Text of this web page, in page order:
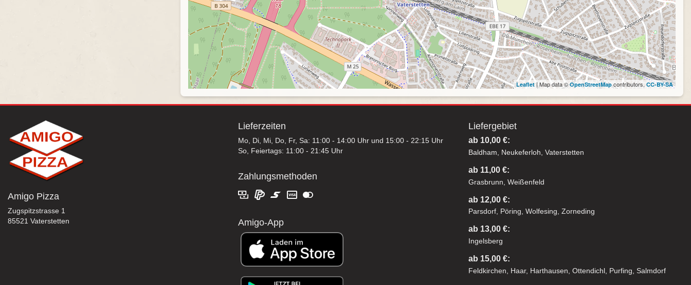
Leaflet| Map data ©OpenStreetMapcontributors, CC-BY-SA
Amigo Pizza
Zugspitzstrasse 1
85521 Vaterstetten
Lieferzeiten
Mo, Di, Mi, Do, Fr, Sa: 11:00 - 14:00 Uhr und 15:00 - 22:15 Uhr
So, Feiertags: 11:00 - 21:45 Uhr
Zahlungsmethoden
Amigo-App
Liefergebiet
ab 10,00 €:
Baldham, Neukeferloh, Vaterstetten
ab 11,00 €:
Grasbrunn, Weißenfeld
ab 12,00 €:
Parsdorf, Pöring, Wolfesing, Zorneding
ab 13,00 €:
Ingelsberg
ab 15,00 €:
Feldkirchen, Haar, Harthausen, Ottendichl, Purfing, Salmdorf